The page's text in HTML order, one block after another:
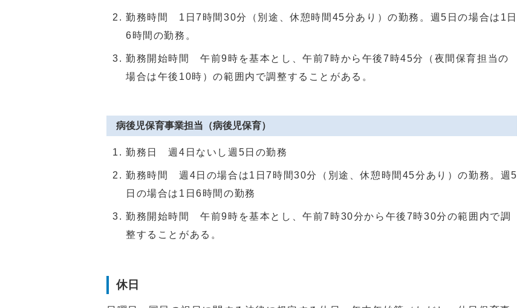
勤務時間 1日7時間30分（別途、休憩時間45分あり）の勤務。週5日の場合は1日
6時間の勤務。
勤務開始時間 午前9時を基本とし、午前7時から午後7時45分（夜間保育担当の
場合は午後10時）の範囲内で調整することがある。
病後児保育事業担当（病後児保育）
勤務日 週4日ないし週5日の勤務
勤務時間 週4日の場合は1日7時間30分（別途、休憩時間45分あり）の勤務。週5
日の場合は1日6時間の勤務
勤務開始時間 午前9時を基本とし、午前7時30分から午後7時30分の範囲内で調
整することがある。
休日